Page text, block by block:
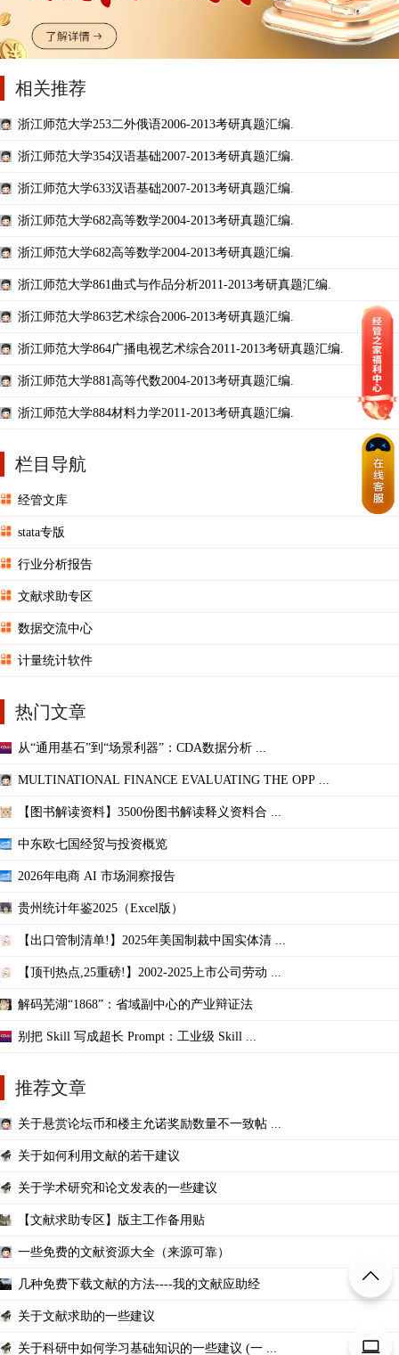
相关推荐
浙江师范大学253二外俄语2006-2013考研真题汇编.
浙江师范大学354汉语基础2007-2013考研真题汇编.
浙江师范大学633汉语基础2007-2013考研真题汇编.
浙江师范大学682高等数学2004-2013考研真题汇编.
浙江师范大学682高等数学2004-2013考研真题汇编.
浙江师范大学861曲式与作品分析2011-2013考研真题汇编.
浙江师范大学863艺术综合2006-2013考研真题汇编.
浙江师范大学864广播电视艺术综合2011-2013考研真题汇编.
浙江师范大学881高等代数2004-2013考研真题汇编.
浙江师范大学884材料力学2011-2013考研真题汇编.
栏目导航
经管文库
stata专版
行业分析报告
文献求助专区
数据交流中心
计量统计软件
热门文章
从“通用基石”到“场景利器”：CDA数据分析 ...
MULTINATIONAL FINANCE EVALUATING THE OPP ...
【图书解读资料】3500份图书解读释义资料合 ...
中东欧七国经贸与投资概览
2026年电商 AI 市场洞察报告
贵州统计年鉴2025（Excel版）
【出口管制清单!】2025年美国制裁中国实体清 ...
【顶刊热点,25重磅!】2002-2025上市公司劳动 ...
解码芜湖“1868”：省域副中心的产业辩证法
别把 Skill 写成超长 Prompt：工业级 Skill ...
推荐文章
关于悬赏论坛币和楼主允诺奖励数量不一致帖 ...
关于如何利用文献的若干建议
关于学术研究和论文发表的一些建议
【文献求助专区】版主工作备用贴
一些免费的文献资源大全（来源可靠）
几种免费下载文献的方法----我的文献应助经
关于文献求助的一些建议
关于科研中如何学习基础知识的一些建议 (一 ...